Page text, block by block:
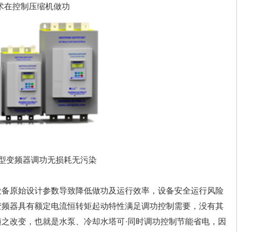
控制压缩机做功
器调功无损耗无污染
始设计参数导致降低做功及运行效率，设备安全运行风险
器具有额定电流恒转矩起动特性满足调功控制需要，没有其
改变，也就是水泵、冷却水塔可·同时调功控制节能省电，因